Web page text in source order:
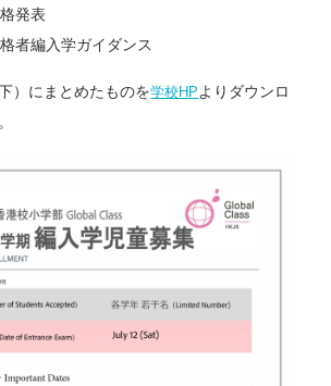
発表
者編⼊学ガイダンス
）にまとめたものを学校HP よりダウンロ